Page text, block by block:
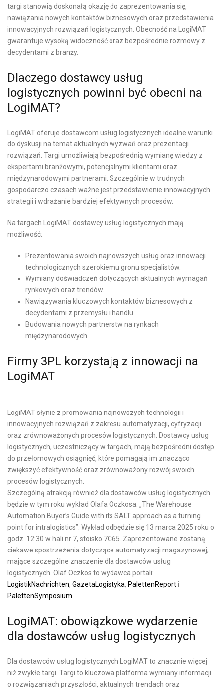
targi stanowią doskonałą okazję do zaprezentowania się,
nawiązania nowych kontaktów biznesowych oraz przedstawienia
innowacyjnych rozwiązań logistycznych. Obecność na LogiMAT
gwarantuje wysoką widoczność oraz bezpośrednie rozmowy z
decydentami z branży.
Dlaczego dostawcy usług
logistycznych powinni być obecni na
LogiMAT?
LogiMAT oferuje dostawcom usług logistycznych idealne warunki
do dyskusji na temat aktualnych wyzwań oraz prezentacji
rozwiązań. Targi umożliwiają bezpośrednią wymianę wiedzy z
ekspertami branżowymi, potencjalnymi klientami oraz
międzynarodowymi partnerami. Szczególnie w trudnych
gospodarczo czasach ważne jest przedstawienie innowacyjnych
strategii i wdrażanie bardziej efektywnych procesów.
Na targach LogiMAT dostawcy usług logistycznych mają
możliwość:
Prezentowania swoich najnowszych usług oraz innowacji
technologicznych szerokiemu gronu specjalistów.
Wymiany doświadczeń dotyczących aktualnych wymagań
rynkowych oraz trendów.
Nawiązywania kluczowych kontaktów biznesowych z
decydentami z przemysłu i handlu.
Budowania nowych partnerstw na rynkach
międzynarodowych.
Firmy 3PL korzystają z innowacji na
LogiMAT
LogiMAT słynie z promowania najnowszych technologii i
innowacyjnych rozwiązań z zakresu automatyzacji, cyfryzacji
oraz zrównoważonych procesów logistycznych. Dostawcy usług
logistycznych, uczestniczący w targach, mają bezpośredni dostęp
do przełomowych osiągnięć, które pomagają im znacząco
zwiększyć efektywność oraz zrównoważony rozwój swoich
procesów logistycznych.
Szczególną atrakcją również dla dostawców usług logistycznych
będzie w tym roku wykład Olafa Oczkosa: „The Warehouse
Automation Buyer’s Guide with its SALT approach as a turning
point for intralogistics”. Wykład odbędzie się 13 marca 2025 roku o
godz. 12:30 w hali nr 7, stoisko 7C65. Zaprezentowane zostaną
ciekawe spostrzeżenia dotyczące automatyzacji magazynowej,
mające szczególne znaczenie dla dostawców usług
logistycznych. Olaf Oczkos to wydawca portali:
LogistikNachrichten, GazetaLogistyka, PalettenReporti
PalettenSymposium
LogiMAT: obowiązkowe wydarzenie
dla dostawców usług logistycznych
Dla dostawców usług logistycznych LogiMAT to znacznie więcej
niż zwykłe targi. Targi to kluczowa platforma wymiany informacji
o rozwiązaniach przyszłości, aktualnych trendach oraz